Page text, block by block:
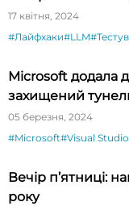
17 квітня, 2024
#Лайфхаки#LLM
Microsoft додала
захищений
спрощує
05 березня, 2024
#Microsoft#Visual Studio
Вечір п’ятниці:
року